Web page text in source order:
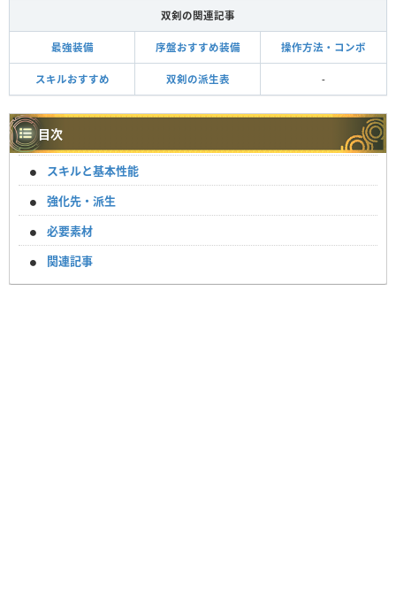
双剣の関連記事
最強装備 序盤おすすめ装備 操作方法・コンボ
スキルおすすめ 双剣の派生表 -
目次
スキルと基本性能
強化先・派生
必要素材
関連記事